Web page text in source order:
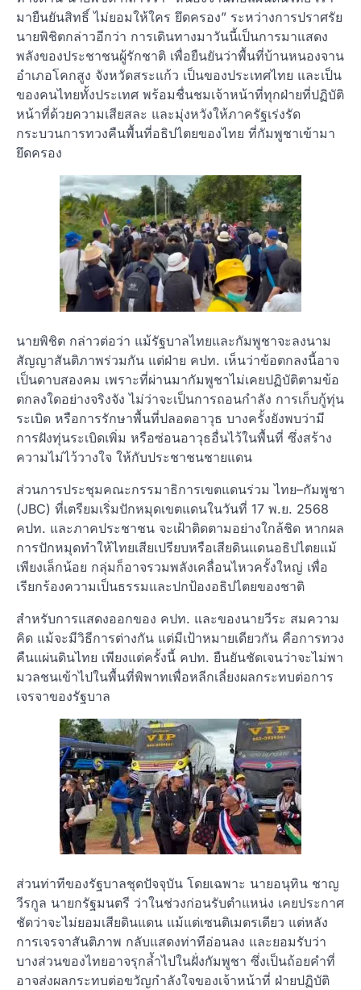
มายืนยันสิทธิ์ ไม่ยอมให้ใคร ยึดครอง” ระหว่างการปราศรัย
นายพิชิตกล่าวอีกว่า การเดินทางมาวันนี้เป็นการมาแสดง
พลังของประชาชนผู้รักชาติ เพื่อยืนยันว่าพื้นที่บ้านหนองจาน
อำเภอโคกสูง จังหวัดสระแก้ว เป็นของประเทศไทย และเป็น
ของคนไทยทั้งประเทศ พร้อมชื่นชมเจ้าหน้าที่ทุกฝ่ายที่ปฏิบัติ
หน้าที่ด้วยความเสียสละ และมุ่งหวังให้ภาครัฐเร่งรัด
กระบวนการทวงคืนพื้นที่อธิปไตยของไทย ที่กัมพูชาเข้ามา
ยึดครอง
นายพิชิต กล่าวต่อว่า แม้รัฐบาลไทยและกัมพูชาจะลงนาม
สัญญาสันติภาพร่วมกัน แต่ฝ่าย คปท. เห็นว่าข้อตกลงนี้อาจ
เป็นดาบสองคม เพราะที่ผ่านมากัมพูชาไม่เคยปฏิบัติตามข้อ
ตกลงใดอย่างจริงจัง ไม่ว่าจะเป็นการถอนกำลัง การเก็บกู้ทุ่น
ระเบิด หรือการรักษาพื้นที่ปลอดอาวุธ บางครั้งยังพบว่ามี
การฝังทุ่นระเบิดเพิ่ม หรือซ่อนอาวุธอื่นไว้ในพื้นที่ ซึ่งสร้าง
ความไม่ไว้วางใจ ให้กับประชาชนชายแดน
ส่วนการประชุมคณะกรรมาธิการเขตแดนร่วม ไทย–กัมพูชา
(JBC) ที่เตรียมเริ่มปักหมุดเขตแดนในวันที่ 17 พ.ย. 2568
คปท. และภาคประชาชน จะเฝ้าติดตามอย่างใกล้ชิด หากผล
การปักหมุดทำให้ไทยเสียเปรียบหรือเสียดินแดนอธิปไตยแม้
เพียงเล็กน้อย กลุ่มก็อาจรวมพลังเคลื่อนไหวครั้งใหญ่ เพื่อ
เรียกร้องความเป็นธรรมและปกป้องอธิปไตยของชาติ
สำหรับการแสดงออกของ คปท. และของนายวีระ สมความ
คิด แม้จะมีวิธีการต่างกัน แต่มีเป้าหมายเดียวกัน คือการทวง
คืนแผ่นดินไทย เพียงแต่ครั้งนี้ คปท. ยืนยันชัดเจนว่าจะไม่พา
มวลชนเข้าไปในพื้นที่พิพาทเพื่อหลีกเลี่ยงผลกระทบต่อการ
เจรจาของรัฐบาล
ส่วนท่าทีของรัฐบาลชุดปัจจุบัน โดยเฉพาะ นายอนุทิน ชาญ
วีรกูล นายกรัฐมนตรี ว่าในช่วงก่อนรับตำแหน่ง เคยประกาศ
ชัดว่าจะไม่ยอมเสียดินแดน แม้แต่เซนติเมตรเดียว แต่หลัง
การเจรจาสันติภาพ กลับแสดงท่าทีอ่อนลง และยอมรับว่า
บางส่วนของไทยอาจรุกล้ำไปในฝั่งกัมพูชา ซึ่งเป็นถ้อยคำที่
อาจส่งผลกระทบต่อขวัญกำลังใจของเจ้าหน้าที่ ฝ่ายปฏิบัติ